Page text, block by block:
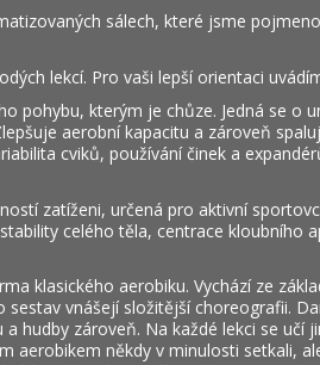
sálech, které jsme
lekcí. Pro vaši lepší orientaci
pohybu, kterým je chůze. Jedná se o
aerobní kapacitu a zároveň
cviků, používání činek a
zatíženi, určená pro aktivní
celého těla, centrace kloubního
klasického aerobiku. Vychází ze
vnášejí složitější choreografii.
hudby zároveň. Na každé lekci se učí
aerobikem někdy v minulosti setkali,